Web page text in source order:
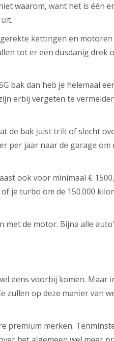
waarom, want het is één
kettingen en
tot er een dusdanig drek
bak dan heb je helemaal
erbij vergeten te
de bak juist trilt of slecht
per jaar naar de garage om
ook voor minimaal €
je turbo om de 150.000
met de motor. Bijna alle
eens voorbij komen. Maar
zullen op deze manier van
premium merken.